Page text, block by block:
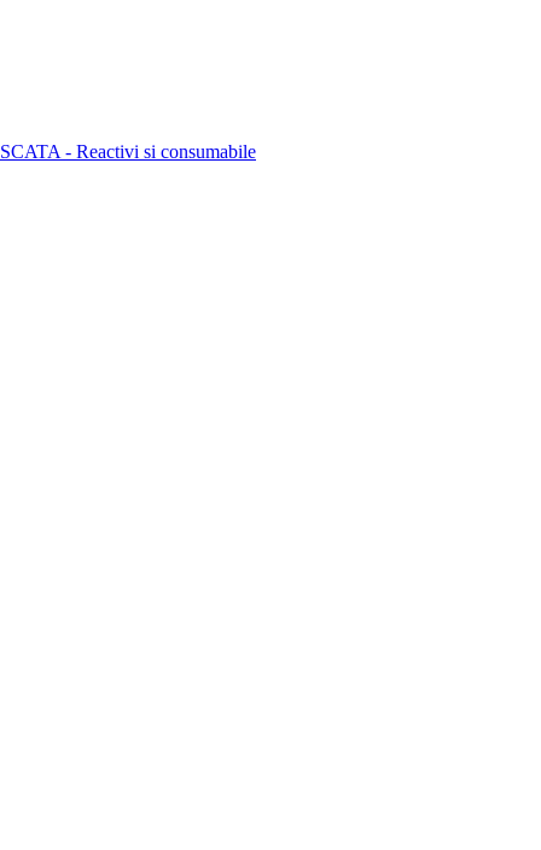
- Reactivi si consumabile